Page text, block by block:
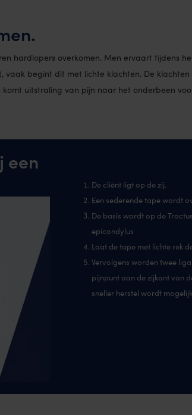
hardlopers overkomen. Men ervaart tijdens
begint dit met lichte klachten. De klachten
uitstraling van pijn naar het onderbeen
een
De cliënt ligt op de zij.
Een sederende tape wordt
De basis wordt op de
epicondylus
Laat de tape met lichte rek
Vervolgens worden twee
pijnpunt aan de zijkant van
sneller herstel wordt